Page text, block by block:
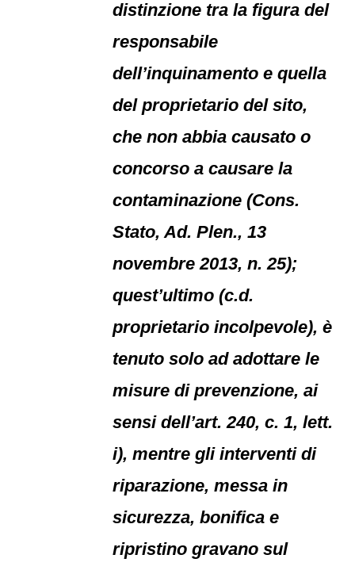
distinzione tra la figura del
responsabile
dell’inquinamento e quella
del proprietario del sito,
che non abbia causato o
concorso a causare la
contaminazione (Cons.
Stato, Ad. Plen., 13
novembre 2013, n. 25);
quest’ultimo (c.d.
proprietario incolpevole), è
tenuto solo ad adottare le
misure di prevenzione, ai
sensi dell’art. 240, c. 1, lett.
i), mentre gli interventi di
riparazione, messa in
sicurezza, bonifica e
ripristino gravano sul